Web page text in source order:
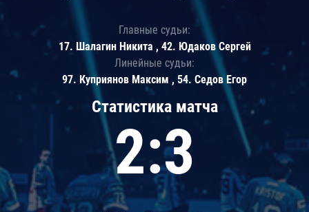
Статистика матча
2:3
Главные судьи:
17. Шалагин Никита , 42. Юдаков Сергей
Линейные судьи:
97. Куприянов Максим , 54. Седов Егор